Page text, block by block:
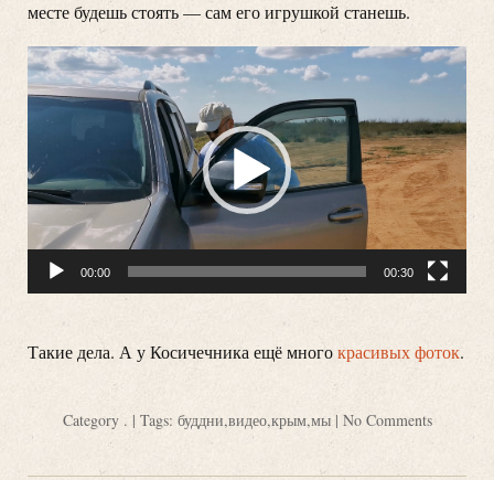
месте будешь стоять — сам его игрушкой станешь.
Видеоплеер
00:00 00:30
Такие дела. А у Косичечника ещё многокрасивых фоток.
Category . | Tags: буддни,видео,крым,мы| No Comments